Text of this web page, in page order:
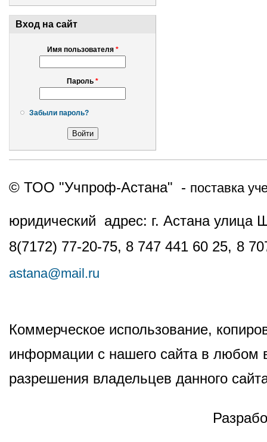
Вход на сайт
Имя пользователя *
Пароль *
Забыли пароль?
© ТОО "Учпроф-Астана" - поставка
юридический адрес: г. Астана
8(7172) 77-20-75, 8 747 441 60 25, 8
astana@mail.ru
Коммерческое использование,
информации с нашего сайта в любом
разрешения владельцев данного